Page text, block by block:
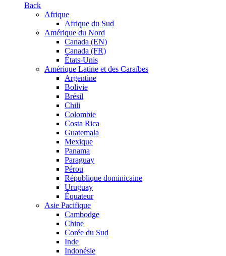
Back
Afrique
Afrique du Sud
Amérique du Nord
Canada (EN)
Canada (FR)
États-Unis
Amérique Latine et des Caraïbes
Argentine
Bolivie
Brésil
Chili
Colombie
Costa Rica
Guatemala
Mexique
Panama
Paraguay
Pérou
République dominicaine
Uruguay
Équateur
Asie Pacifique
Cambodge
Chine
Corée du Sud
Inde
Indonésie